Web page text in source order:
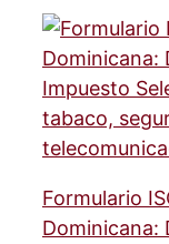
Formulario
Dominicana: